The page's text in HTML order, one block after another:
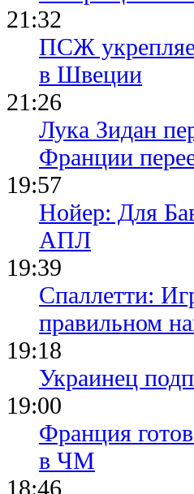
21:32
ПСЖ
в Швеции
21:26
Лука Зидан
Франции
19:57
Нойер: Для
АПЛ
19:39
Спаллетти:
правильном
19:18
Украинец
19:00
Франция
в ЧМ
18:46